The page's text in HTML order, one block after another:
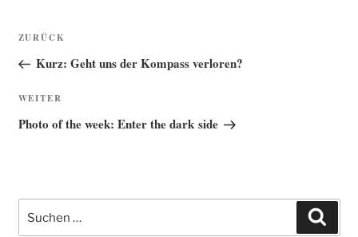
Beitragsnavigation
Vorheriger
Beitrag
ZURÜCK
Kurz: Geht uns der Kompass verloren?
Nächster
Beitrag
WEITER
Photo of the week: Enter the dark side
nach: